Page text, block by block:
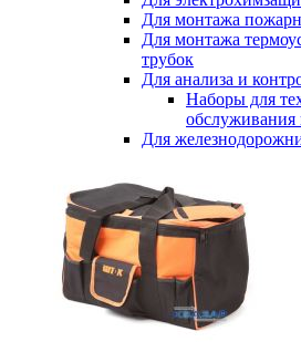
Для монтажа
Для монтажа
трубок
Для анализа и
Наборы для
Для